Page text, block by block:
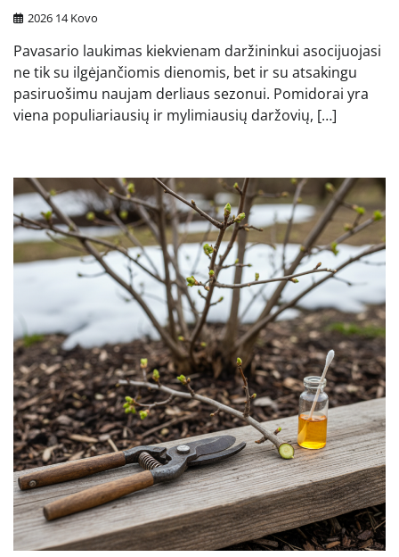
2026 14 Kovo
Pavasario laukimas kiekvienam daržininkui asocijuojasi
ne tik su ilgėjančiomis dienomis, bet ir su atsakingu
pasiruošimu naujam derliaus sezonui. Pomidorai yra
viena populiariausių ir mylimiausių daržovių, […]